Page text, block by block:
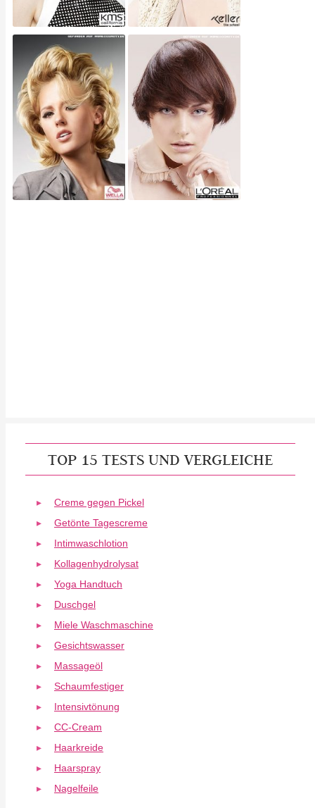
TOP 15 TESTS UND VERGLEICHE
Creme gegen Pickel
Getönte Tagescreme
Intimwaschlotion
Kollagenhydrolysat
Yoga Handtuch
Duschgel
Miele Waschmaschine
Gesichtswasser
Massageöl
Schaumfestiger
Intensivtönung
CC-Cream
Haarkreide
Haarspray
Nagelfeile